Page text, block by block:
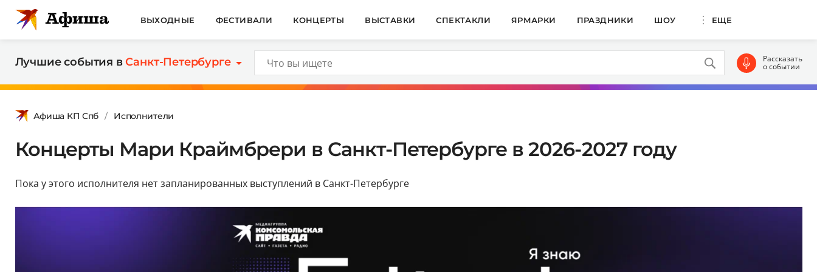
ВЫХОДНЫЕ ФЕСТИВАЛИ КОНЦЕРТЫ ВЫСТАВКИ СПЕКТАКЛИ ЯРМАРКИ ПРАЗДНИКИ ШОУ ЕЩЕ
Лучшие события вСанкт-Петербурге Рассказать
о событии
Афиша КП Спб Исполнители
Концерты Мари Краймбрери в Санкт-Петербурге в 2026-2027 году
Пока у этого исполнителя нет запланированных выступлений в Санкт-Петербурге